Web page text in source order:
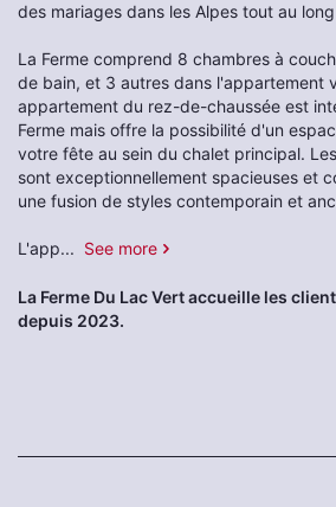
des mariages dans les Alpes tout au
La Ferme comprend 8 chambres à
de bain, et 3 autres dans l'appartement
appartement du rez-de-chaussée est
Ferme mais offre la possibilité d'un
votre fête au sein du chalet principal.
sont exceptionnellement spacieuses et
une fusion de styles contemporain et
L'app... See more
La Ferme Du Lac Vert accueille les
depuis 2023.